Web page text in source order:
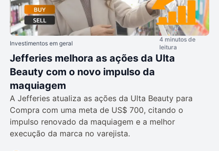
Investimentos em geral
4 minutos de
leitura
Jefferies melhora as ações da Ulta
Beauty com o novo impulso da
maquiagem
A Jefferies atualiza as ações da Ulta Beauty para
Compra com uma meta de US$ 700, citando o
impulso renovado da maquiagem e a melhor
execução da marca no varejista.